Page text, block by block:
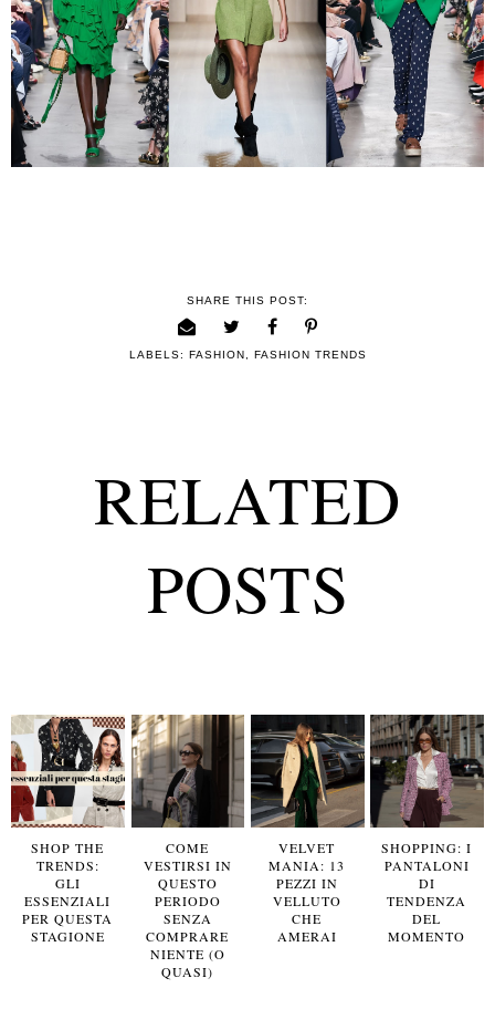
SHARE THIS POST:
LABELS: FASHION FASHION TRENDS
RELATED
POSTS
SHOP THE
TRENDS:
GLI
ESSENZIALI
PER QUESTA
STAGIONE
COME
VESTIRSI IN
QUESTO
PERIODO
SENZA
COMPRARE
NIENTE (O
QUASI)
VELVET
MANIA: 13
PEZZI IN
VELLUTO
CHE
AMERAI
SHOPPING: I
PANTALONI
DI
TENDENZA
DEL
MOMENTO